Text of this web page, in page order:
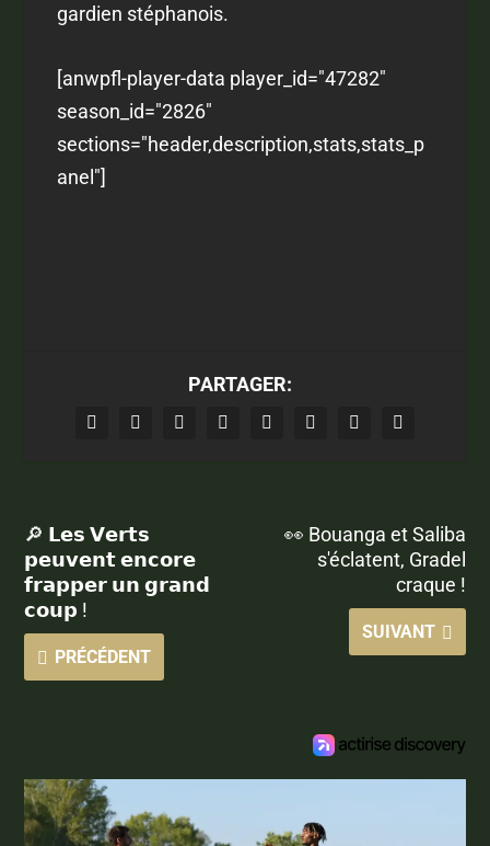
gardien stéphanois.
[anwpfl-player-data player_id="47282"
season_id="2826"
sections="header,description,stats,stats_p
anel"]
PARTAGER:
🔎 𝗟𝗲𝘀 𝗩𝗲𝗿𝘁𝘀
𝗽𝗲𝘂𝘃𝗲𝗻𝘁 𝗲𝗻𝗰𝗼𝗿𝗲
𝗳𝗿𝗮𝗽𝗽𝗲𝗿 𝘂𝗻 𝗴𝗿𝗮𝗻𝗱
𝗰𝗼𝘂𝗽 !
PRÉCÉDENT
👀 Bouanga et Saliba
s'éclatent, Gradel
craque !
SUIVANT